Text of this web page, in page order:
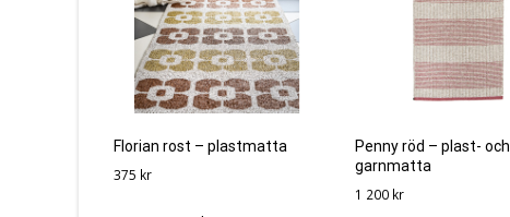
Florian rost – plastmatta
375 kr
Penny röd – plast- och
garnmatta
1 200 kr